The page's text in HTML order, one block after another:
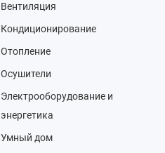
Вентиляция
Кондиционирование
Отопление
Осушители
Электрооборудование и
энергетика
Умный дом